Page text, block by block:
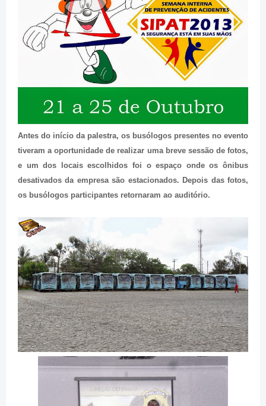
Antes do início da palestra, os busólogos presentes no evento
tiveram a oportunidade de realizar uma breve sessão de fotos,
e um dos locais escolhidos foi o espaço onde os ônibus
desativados da empresa são estacionados. Depois das fotos,
os busólogos participantes retornaram ao auditório.